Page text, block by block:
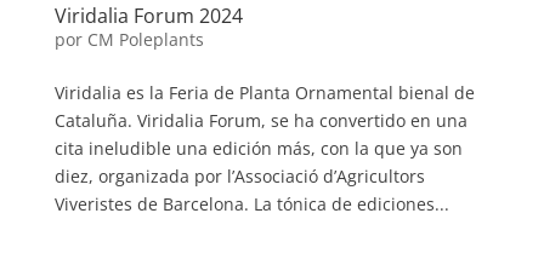
Viridalia Forum 2024
por CM Poleplants
Viridalia es la Feria de Planta Ornamental bienal de
Cataluña. Viridalia Forum, se ha convertido en una
cita ineludible una edición más, con la que ya son
diez, organizada por l’Associació d’Agricultors
Viveristes de Barcelona. La tónica de ediciones...